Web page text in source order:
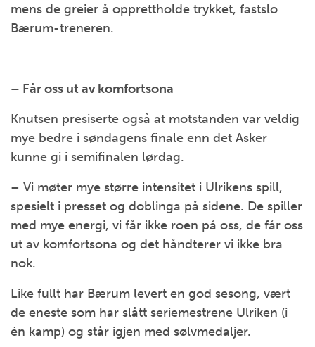
mens de greier å opprettholde trykket, fastslo
Bærum-treneren.
– Får oss ut av komfortsona
Knutsen presiserte også at motstanden var veldig
mye bedre i søndagens finale enn det Asker
kunne gi i semifinalen lørdag.
– Vi møter mye større intensitet i Ulrikens spill,
spesielt i presset og doblinga på sidene. De spiller
med mye energi, vi får ikke roen på oss, de får oss
ut av komfortsona og det håndterer vi ikke bra
nok.
Like fullt har Bærum levert en god sesong, vært
de eneste som har slått seriemestrene Ulriken (i
én kamp) og står igjen med sølvmedaljer.